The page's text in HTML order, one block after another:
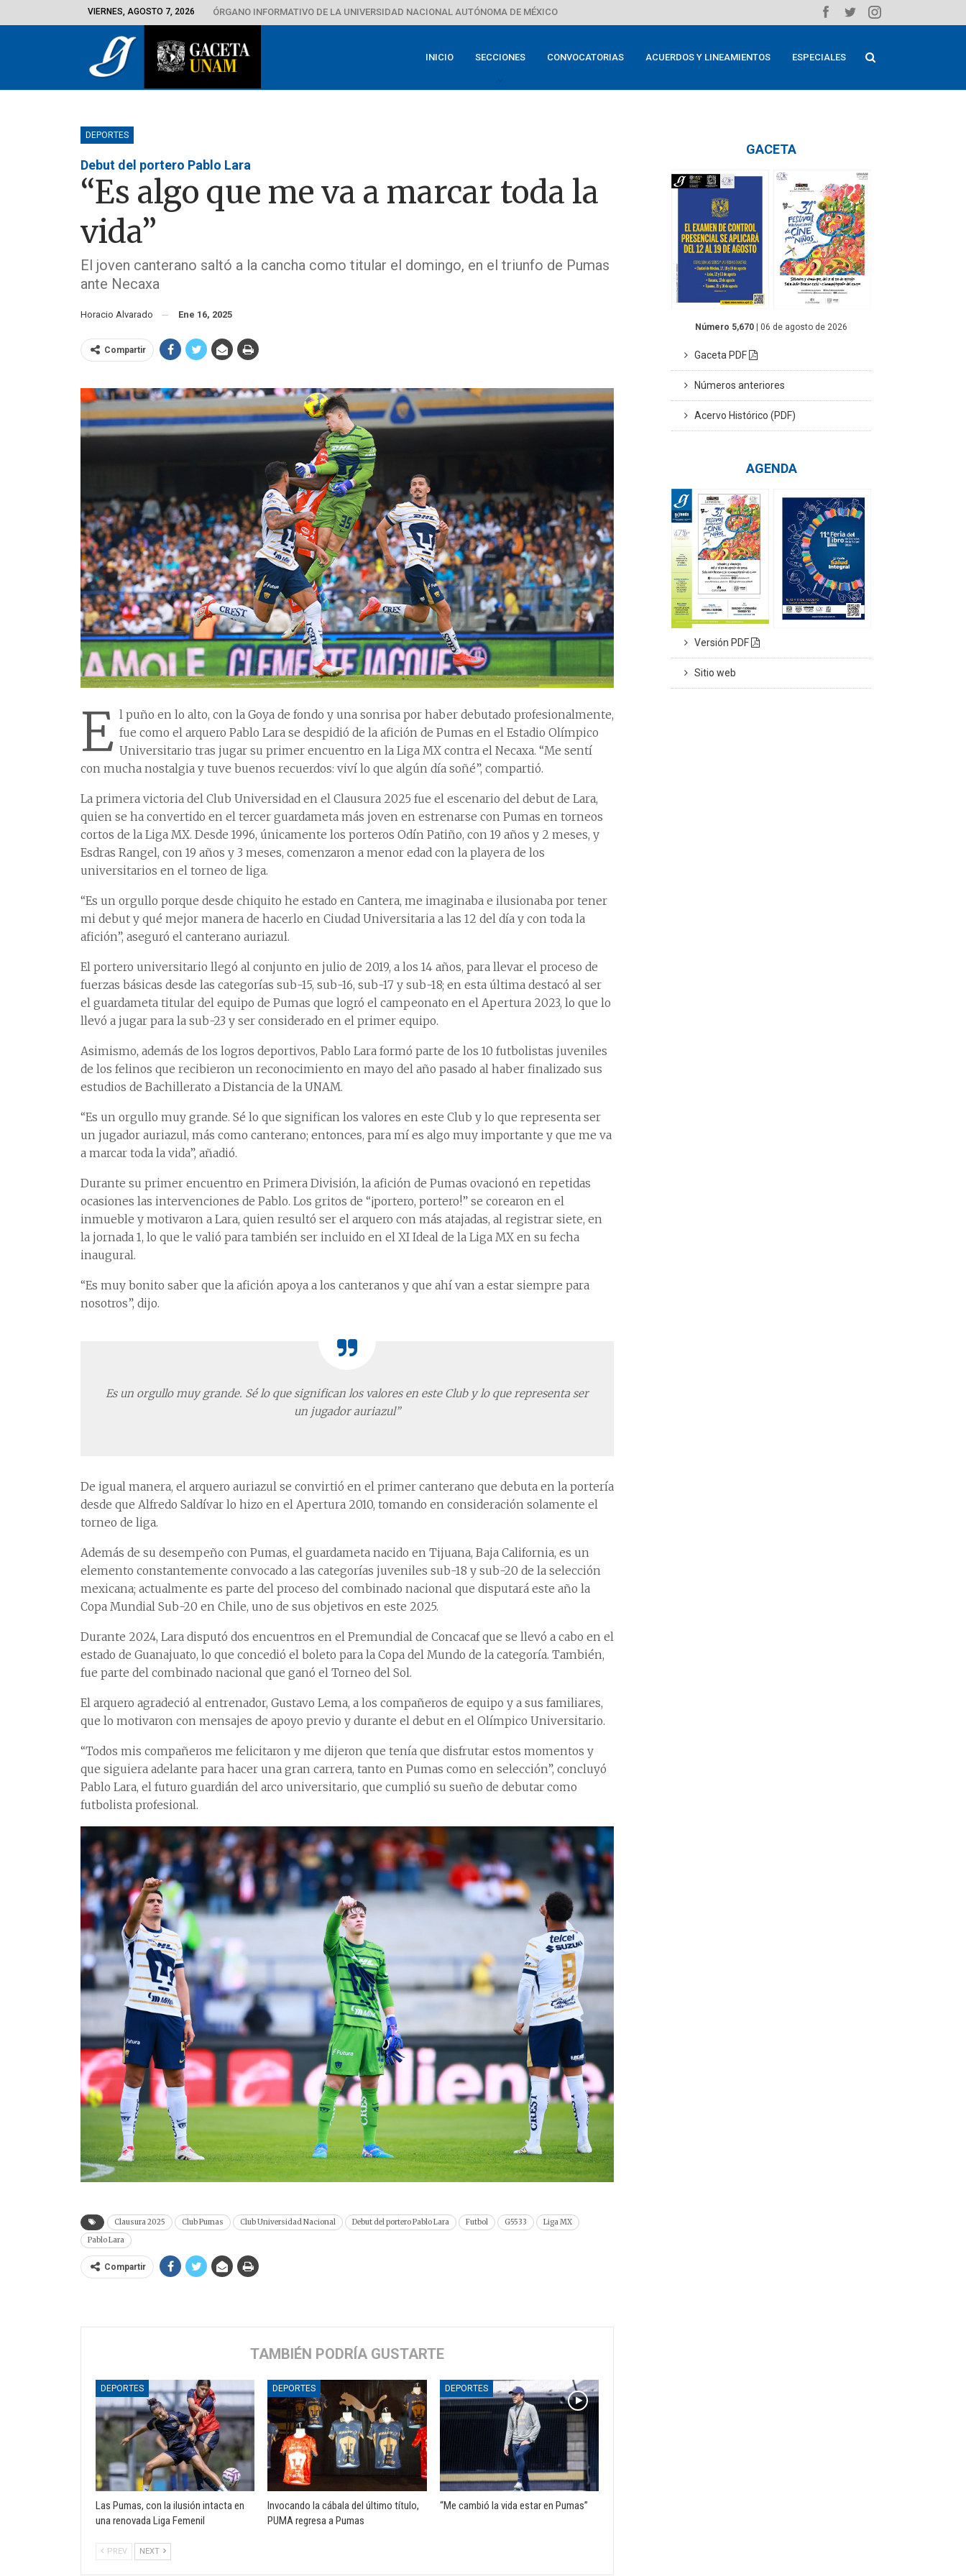
VIERNES, AGOSTO 7, 2026 ÓRGANO INFORMATIVO DE LA UNIVERSIDAD NACIONAL AUTÓNOMA DE MÉXICO
INICIO SECCIONES CONVOCATORIAS ACUERDOS Y LINEAMIENTOS ESPECIALES
DEPORTES
Debut del portero Pablo Lara
“Es algo que me va a marcar toda la
vida”
El joven canterano saltó a la cancha como titular el domingo, en el triunfo de Pumas
ante Necaxa
Horacio Alvarado Ene 16, 2025
Compartir
E l puño en lo alto, con la Goya de fondo y una sonrisa por haber debutado profesionalmente,
fue como el arquero Pablo Lara se despidió de la afición de Pumas en el Estadio Olímpico
Universitario tras jugar su primer encuentro en la Liga MX contra el Necaxa. “Me sentí
con mucha nostalgia y tuve buenos recuerdos: viví lo que algún día soñé”, compartió.
La primera victoria del Club Universidad en el Clausura 2025 fue el escenario del debut de Lara,
quien se ha convertido en el tercer guardameta más joven en estrenarse con Pumas en torneos
cortos de la Liga MX. Desde 1996, únicamente los porteros Odín Patiño, con 19 años y 2 meses, y
Esdras Rangel, con 19 años y 3 meses, comenzaron a menor edad con la playera de los
universitarios en el torneo de liga.
“Es un orgullo porque desde chiquito he estado en Cantera, me imaginaba e ilusionaba por tener
mi debut y qué mejor manera de hacerlo en Ciudad Universitaria a las 12 del día y con toda la
afición”, aseguró el canterano auriazul.
El portero universitario llegó al conjunto en julio de 2019, a los 14 años, para llevar el proceso de
fuerzas básicas desde las categorías sub-15, sub-16, sub-17 y sub-18; en esta última destacó al ser
el guardameta titular del equipo de Pumas que logró el campeonato en el Apertura 2023, lo que lo
llevó a jugar para la sub-23 y ser considerado en el primer equipo.
Asimismo, además de los logros deportivos, Pablo Lara formó parte de los 10 futbolistas juveniles
de los felinos que recibieron un reconocimiento en mayo del año pasado al haber finalizado sus
estudios de Bachillerato a Distancia de la UNAM.
“Es un orgullo muy grande. Sé lo que significan los valores en este Club y lo que representa ser
un jugador auriazul, más como canterano; entonces, para mí es algo muy importante y que me va
a marcar toda la vida”, añadió.
Durante su primer encuentro en Primera División, la afición de Pumas ovacionó en repetidas
ocasiones las intervenciones de Pablo. Los gritos de “¡portero, portero!” se corearon en el
inmueble y motivaron a Lara, quien resultó ser el arquero con más atajadas, al registrar siete, en
la jornada 1, lo que le valió para también ser incluido en el XI Ideal de la Liga MX en su fecha
inaugural.
“Es muy bonito saber que la afición apoya a los canteranos y que ahí van a estar siempre para
nosotros”, dijo.
Es un orgullo muy grande. Sé lo que significan los valores en este Club y lo que representa ser
un jugador auriazul”
De igual manera, el arquero auriazul se convirtió en el primer canterano que debuta en la portería
desde que Alfredo Saldívar lo hizo en el Apertura 2010, tomando en consideración solamente el
torneo de liga.
Además de su desempeño con Pumas, el guardameta nacido en Tijuana, Baja California, es un
elemento constantemente convocado a las categorías juveniles sub-18 y sub-20 de la selección
mexicana; actualmente es parte del proceso del combinado nacional que disputará este año la
Copa Mundial Sub-20 en Chile, uno de sus objetivos en este 2025.
Durante 2024, Lara disputó dos encuentros en el Premundial de Concacaf que se llevó a cabo en el
estado de Guanajuato, lo que concedió el boleto para la Copa del Mundo de la categoría. También,
fue parte del combinado nacional que ganó el Torneo del Sol.
El arquero agradeció al entrenador, Gustavo Lema, a los compañeros de equipo y a sus familiares,
que lo motivaron con mensajes de apoyo previo y durante el debut en el Olímpico Universitario.
“Todos mis compañeros me felicitaron y me dijeron que tenía que disfrutar estos momentos y
que siguiera adelante para hacer una gran carrera, tanto en Pumas como en selección”, concluyó
Pablo Lara, el futuro guardián del arco universitario, que cumplió su sueño de debutar como
futbolista profesional.
Clausura 2025 Club Pumas Club Universidad Nacional Debut del portero Pablo Lara Futbol G5533
Liga MX
Pablo Lara
Compartir
TAMBIÉN PODRÍA GUSTARTE
DEPORTES
Las Pumas, con la ilusión intacta en
una renovada Liga Femenil
DEPORTES
Invocando la cábala del último título,
PUMA regresa a Pumas
DEPORTES
“Me cambió la vida estar en Pumas”
PREV NEXT
GACETA
Número 5,670 | 06 de agosto de 2026
Gaceta PDF
Números anteriores
Acervo Histórico (PDF)
AGENDA
Versión PDF
Sitio web